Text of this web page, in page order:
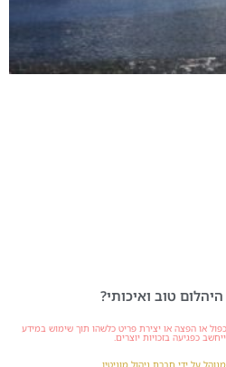
טוב ואיכותי?
שכפול או הפצה או יצירת פריט כלשהו תוך שימוש במידע
כפגיעה בזכויות יוצרים.
על ידי חברת ניהול מוניטין